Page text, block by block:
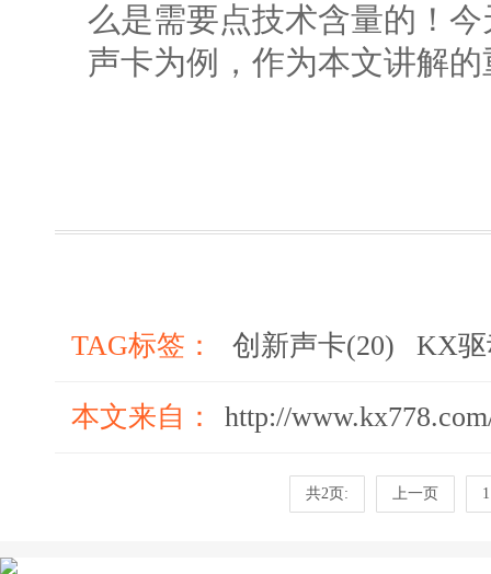
么是需要点技术含量的！
声卡为例，作为本文讲解
TAG标签： 创新声卡(20) KX驱
本文来自： http://
共2页: 上一页 1